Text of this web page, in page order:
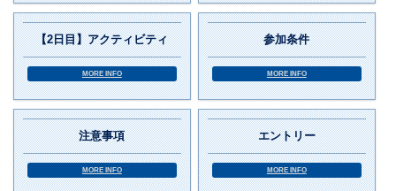
【2日目】アクティビティ
MORE INFO
参加条件
MORE INFO
注意事項
MORE INFO
エントリー
MORE INFO